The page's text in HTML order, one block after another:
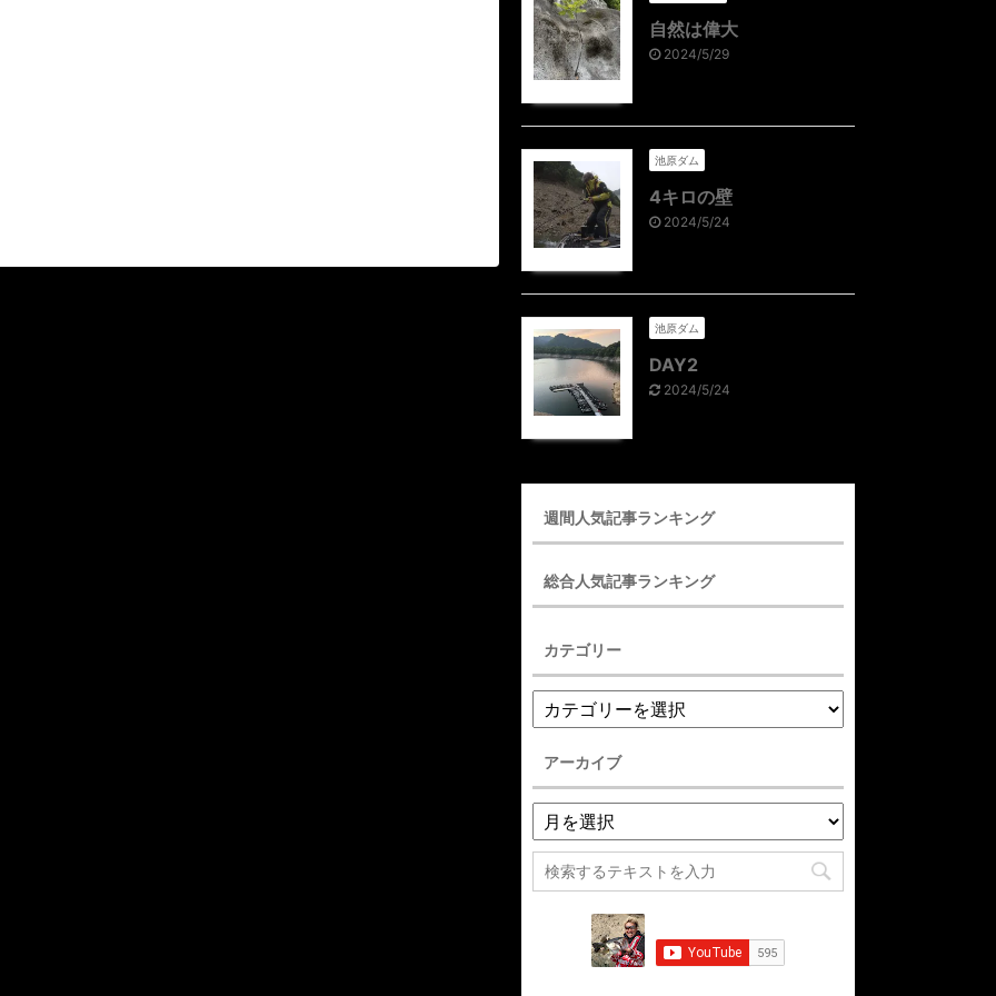
自然は偉大
2024/5/29
池原ダム
4キロの壁
2024/5/24
池原ダム
DAY2
2024/5/24
週間人気記事ランキング
総合人気記事ランキング
カテゴリー
アーカイブ